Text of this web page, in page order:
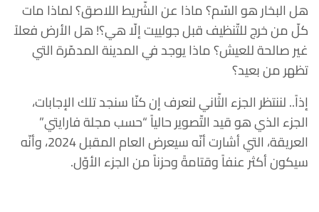
هل البخار هو السّم؟ ماذا عن الشّريط اللاصق؟ لماذا مات
كلّ من خرج للتّنظيف قبل جولييت إلّا هي؟! هل الأرض فعلاً
غير صالحة للعيش؟ ماذا يوجد في المدينة المدمّرة التي
تظهر من بعيد؟
إذاً.. لننتظر الجزء الثّاني لنعرف إن كنّا سنجد تلك الإجابات،
الجزء الذي هو قيد التّصوير حالياً “حسب مجلة فارايتي”
العريقة، التي أشارت أنّه سيعرض العام المقبل 2024، وأنّه
سيكون أكثر عنفاً وقتامةً وحزناً من الجزء الأوّل.